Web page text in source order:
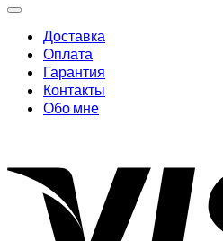
Доставка
Оплата
Гарантия
Контакты
Обо мне